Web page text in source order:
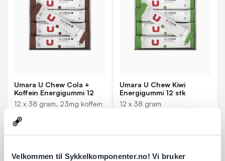
Velkommen til Sykkelkomponenter.no! Vi bruker
Umara U Chew Cola +
Koffein Energigummi 12
stk
12 x 38 gram, 23mg koffein
2 på lager
Umara U Chew Kiwi
Energigummi 12 stk
12 x 38 gram
1 på lager